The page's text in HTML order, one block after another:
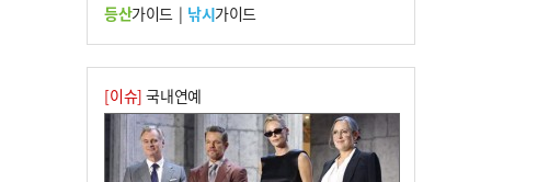
10 국힘 부산시당, ‘정이한 조력’ 시의원 윤리
위에…‘한동훈 지지’도 신고접수
등산가이드| 낚시가이드
[이슈] 국내연예